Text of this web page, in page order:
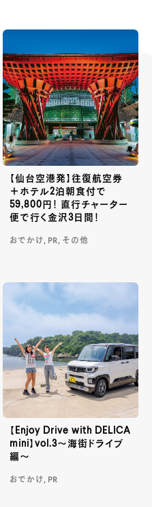
【仙台空港発】往復航空券
＋ホテル2泊朝食付で
59,800円！ 直行チャーター
便で行く金沢3日間！
おでかけ, PR, その他
【Enjoy Drive with DELICA
mini】vol.3～海街ドライブ
編～
おでかけ, PR